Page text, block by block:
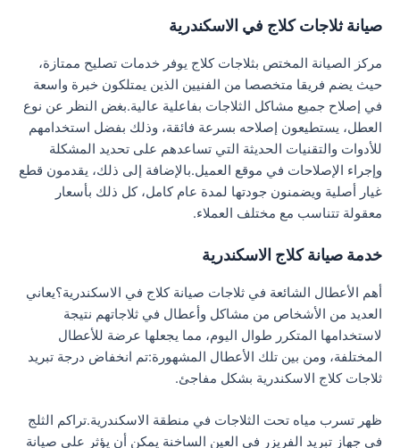
صيانة ثلاجات كلاج في الاسكندرية
مركز الصيانة المختص بثلاجات كلاج يوفر خدمات تصليح ممتازة،
حيث يضم فريقا متخصصا من الفنيين الذين يمتلكون خبرة واسعة
في إصلاح جميع مشاكل الثلاجات بفاعلية عالية.بغض النظر عن نوع
العطل، يستطيعون إصلاحه بسرعة فائقة، وذلك بفضل استخدامهم
للأدوات والتقنيات الحديثة التي تساعدهم على تحديد المشكلة
وإجراء الإصلاحات في موقع العميل.بالإضافة إلى ذلك، يقدمون قطع
غيار أصلية ويضمنون جودتها لمدة عام كامل، كل ذلك بأسعار
معقولة تتناسب مع مختلف العملاء.
خدمة صيانة كلاج الاسكندرية
أهم الأعطال الشائعة في ثلاجات صيانة كلاج في الاسكندرية؟يعاني
العديد من الأشخاص من مشاكل وأعطال في ثلاجاتهم نتيجة
لاستخدامها المتكرر طوال اليوم، مما يجعلها عرضة للأعطال
المختلفة، ومن بين تلك الأعطال المشهورة:تم انخفاض درجة تبريد
ثلاجات كلاج الاسكندرية بشكل مفاجئ.
ظهر تسرب مياه تحت الثلاجات في منطقة الاسكندرية.تراكم الثلج
في جهاز تبريد الفريزر في العين الساخنة يمكن أن يؤثر على صيانة